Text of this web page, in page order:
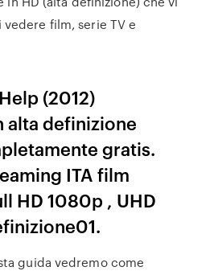
film, serie TV e
(2012)
alta definizione
gratis.
ITA film
HD 1080p , UHD
guida vedremo come